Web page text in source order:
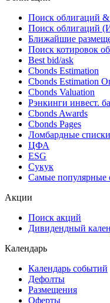
07.08.2026
Облигации
Поиск облигаций &
Поиск облигаций
Ближайшие
Поиск котировок
Best bid/ask
Cbonds Estimation
Cbonds Estimation
Cbonds Valuation
Рэнкинги инвест.
Cbonds Awards
Cbonds Pages
Ломбардные списки
ESG
Самые популярные
Дивидендный
Календарь